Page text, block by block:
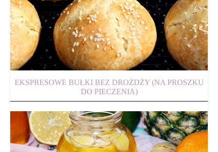
EKSPRESOWE BUŁKI BEZ DROŻDŻY (NA PROSZKU
DO PIECZENIA)